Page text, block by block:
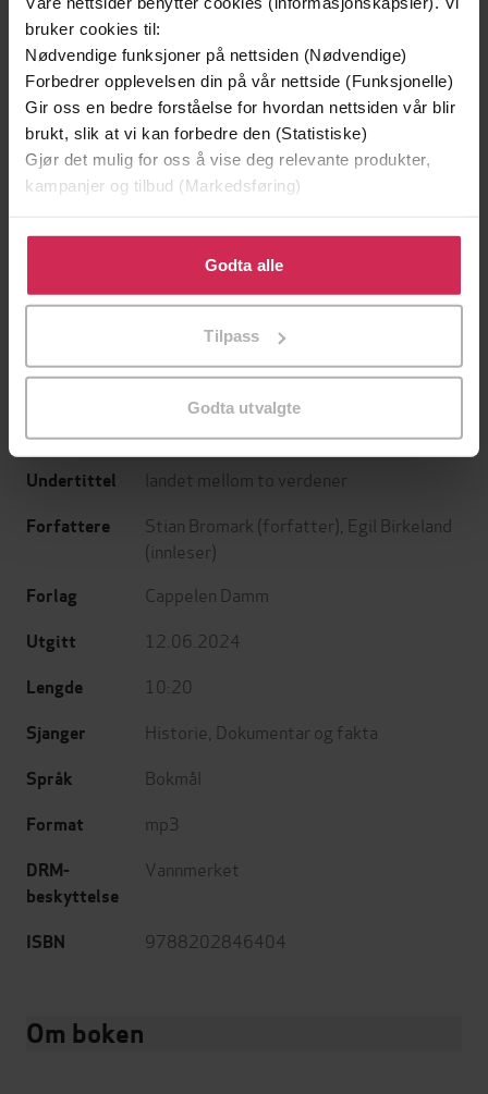
bruker cookies til:
Nødvendige funksjoner på nettsiden (Nødvendige)
Forbedrer opplevelsen din på vår nettside (Funksjonelle)
Gir oss en bedre forståelse for hvordan nettsiden vår blir
brukt, slik at vi kan forbedre den (Statistiske)
Gjør det mulig for oss å vise deg relevante produkter,
kampanjer og tilbud (Markedsføring)
Klikk på «Godta alle» for å gi oss ditt samtykke til å
bruke cookies for alle disse formålene. Du kan også
tilpasse ditt samtykke til spesifikke formål ved å klikke
Godta alle
Tilpass
Godta utvalgte
Sjøfareren
Undertittel landet mellom to verdener
Forfattere Stian Bromark (forfatter), Egil Birkeland
(innleser)
Forlag Cappelen Damm
Utgitt 12.06.2024
Lengde 10:20
Sjanger Historie Dokumentar og fakta
Språk Bokmål
Format mp3
DRM-
beskyttelse
Vannmerket
ISBN 9788202846404
Om boken